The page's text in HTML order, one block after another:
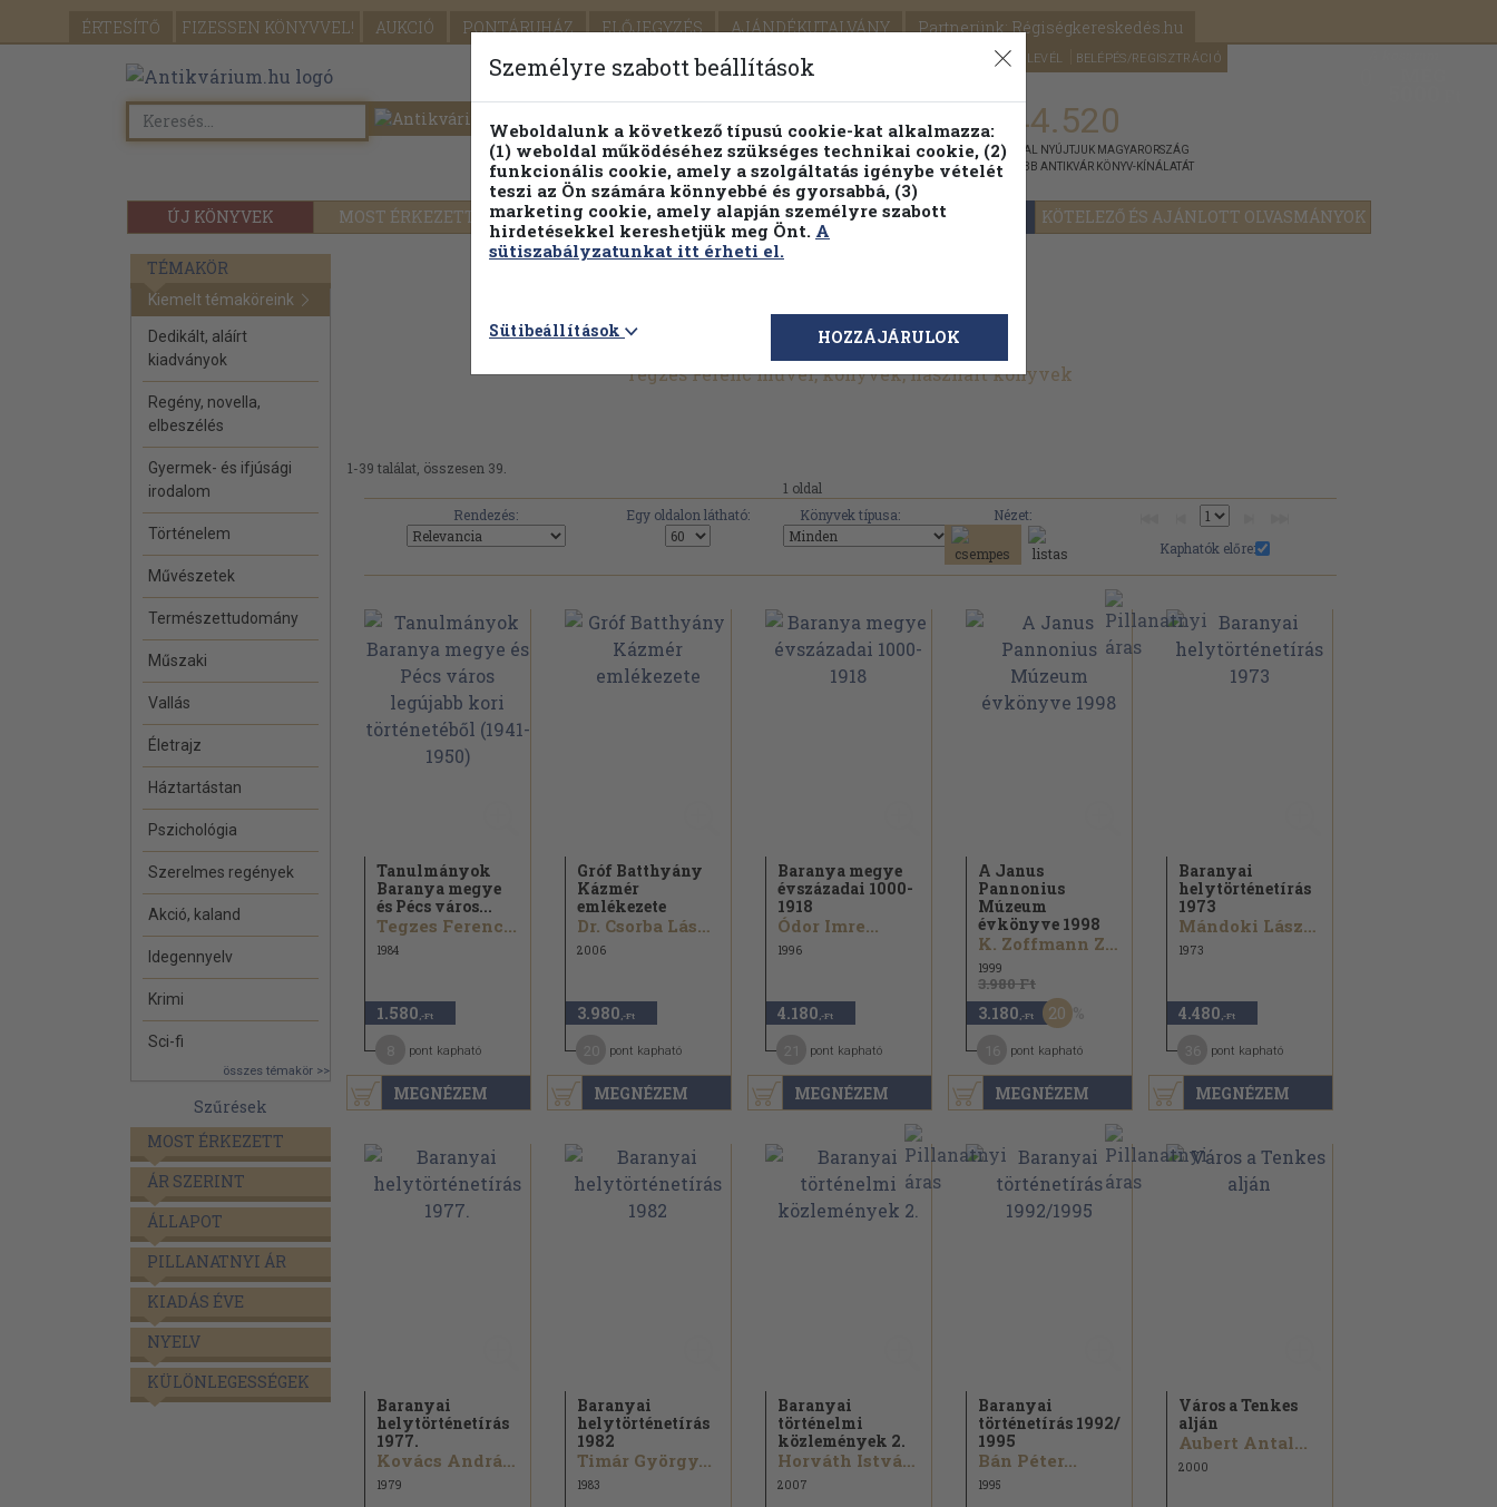
ÉRTESÍTŐ FIZESSEN KÖNYVVEL! AUKCIÓ PONTÁRUHÁZ ELŐJEGYZÉS AJÁNDÉKUTALVÁNY Partnerünk: Régiségkereskedés.hu
SEGÍTSÉG HÍRLEVÉL BELÉPÉS/REGISZTRÁCIÓ
ÚJ KÖNYVEK MOST ÉRKEZETT PILLANATNYI ÁRAINK FENNTARTHATÓ OLVASMÁNYOK KÖTELEZŐ ÉS AJÁNLOTT OLVASMÁNYOK
Részletes kereső Témaköri fa 1.144.520
KIADVÁNNYAL NYÚJTJUK MAGYARORSZÁG
LEGNAGYOBB ANTIKVÁR KÖNYV-KÍNÁLATÁT
TÉMAKÖR
Kiemelt témaköreink
Dedikált, aláírt
kiadványok
Regény, novella,
elbeszélés
Gyermek- és ifjúsági
irodalom
Történelem
Művészetek
Természettudomány
Műszaki
Vallás
Életrajz
Háztartástan
Pszichológia
Szerelmes regények
Akció, kaland
Idegennyelv
Krimi
Sci-fi
összes témakör >>
Szűrések
MOST ÉRKEZETT
ÁR SZERINT
ÁLLAPOT
PILLANATNYI ÁR
KIADÁS ÉVE
NYELV
KÜLÖNLEGESSÉGEK
Tegzes Ferenc művei, könyvek, használt könyvek
1-39 találat, összesen 39.
1 oldal
Rendezés:
Egy oldalon látható: Könyvek típusa:
Nézet:
Kaphatók előre:
MEGNÉZEM
Tanulmányok
Baranya megye
és Pécs város...
Tegzes Ferenc...
1984
1.580 ,-Ft
pont kapható
MEGNÉZEM
Gróf Batthyány
Kázmér
emlékezete
Dr. Csorba László...
2006
3.980 ,-Ft
pont kapható
MEGNÉZEM
Baranya megye
évszázadai 1000-
1918
Ódor Imre...
1996
4.180 ,-Ft
pont kapható
MEGNÉZEM
A Janus
Pannonius
Múzeum
évkönyve 1998
K. Zoffmann Zsuzsanna...
1999
3.980 Ft
3.180 ,-Ft 20
pont kapható
MEGNÉZEM
Baranyai
helytörténetírás
1973
Mándoki László...
1973
4.480 ,-Ft
pont kapható
Baranyai
helytörténetírás
1977.
Kovács András...
1979
Baranyai
helytörténetírás
1982
Timár György...
1983
Baranyai
történelmi
közlemények 2.
Horváth István...
2007
Baranyai
történetírás 1992/
1995
Bán Péter...
1995
Város a Tenkes
alján
Aubert Antal...
2000
Személyre szabott beállítások
Weboldalunk a következő típusú cookie-kat alkalmazza:
(1) weboldal működéséhez szükséges technikai cookie, (2)
funkcionális cookie, amely a szolgáltatás igénybe vételét
teszi az Ön számára könnyebbé és gyorsabbá, (3)
marketing cookie, amely alapján személyre szabott
hirdetésekkel kereshetjük meg Önt. A
sütiszabályzatunkat itt érheti el.
Sütibeállítások HOZZÁJÁRULOK